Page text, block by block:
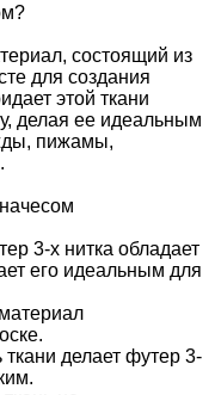
состоящий из
для создания
этой ткани
делая ее идеальным
пижамы,
3-х нитка обладает
его идеальным для
делает футер 3-